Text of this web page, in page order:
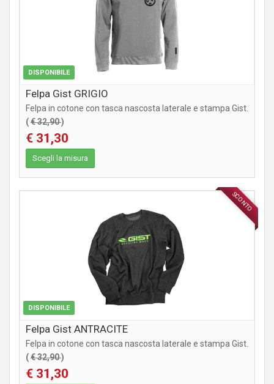
DISPONIBILE
Felpa Gist GRIGIO
Felpa in cotone con tasca nascosta laterale e stampa Gist.
(€ 32,90)
€ 31,30
Scegli la misura
SCONTO
DISPONIBILE
ABBIGLIAMENTO
Felpa Gist ANTRACITE
Felpa in cotone con tasca nascosta laterale e stampa Gist.
(€ 32,90)
€ 31,30